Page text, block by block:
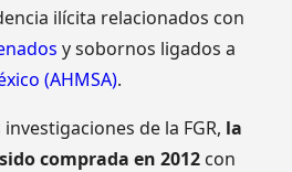
ilícita relacionados con
y sobornos ligados a
(AHMSA).
de la FGR, la
comprada en 2012 con